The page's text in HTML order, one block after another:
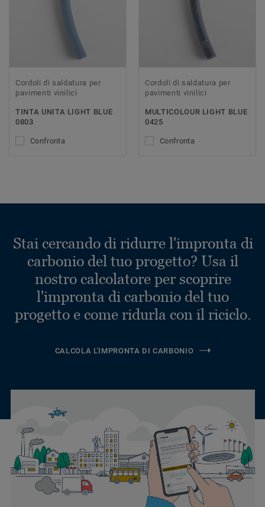
Cordoli di saldatura per
pavimenti vinilici
TINTA UNITA LIGHT BLUE
0803
Confronta
Cordoli di saldatura per
pavimenti vinilici
MULTICOLOUR LIGHT BLUE
0425
Confronta
Stai cercando di ridurre l'impronta di
carbonio del tuo progetto? Usa il
nostro calcolatore per scoprire
l'impronta di carbonio del tuo
progetto e come ridurla con il riciclo.
CALCOLA L'IMPRONTA DI CARBONIO